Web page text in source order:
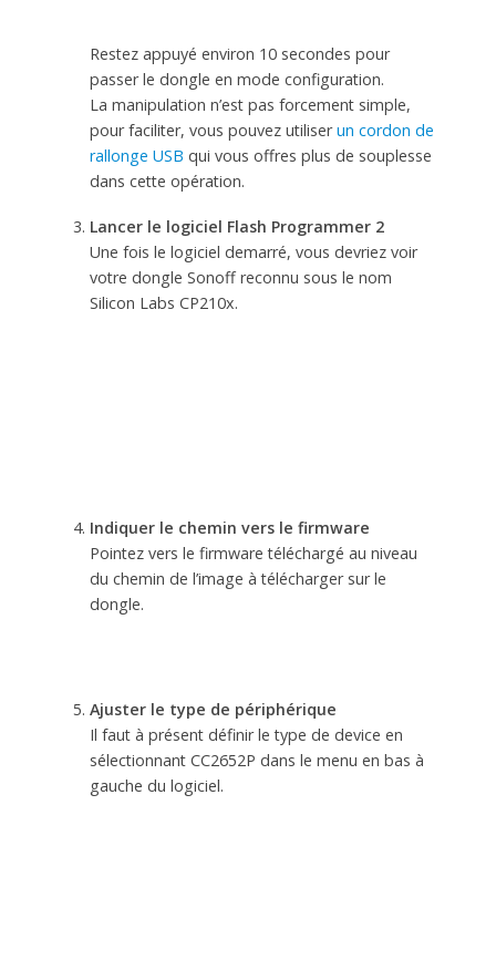
Restez appuyé environ 10 secondes pour
passer le dongle en mode configuration.
La manipulation n’est pas forcement simple,
pour faciliter, vous pouvez utiliserun cordon de
rallonge USB qui vous offres plus de souplesse
dans cette opération.
Lancer le logiciel Flash Programmer 2
Une fois le logiciel demarré, vous devriez voir
votre dongle Sonoff reconnu sous le nom
Silicon Labs CP210x.
Indiquer le chemin vers le firmware
Pointez vers le firmware téléchargé au niveau
du chemin de l’image à télécharger sur le
dongle.
Ajuster le type de périphérique
Il faut à présent définir le type de device en
sélectionnant CC2652P dans le menu en bas à
gauche du logiciel.